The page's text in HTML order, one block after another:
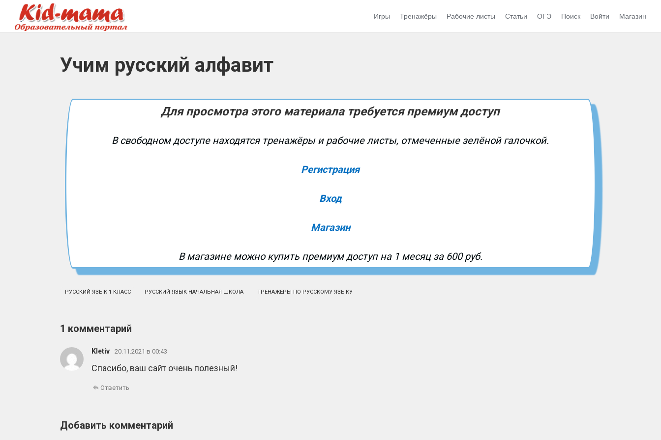
Игры Тренажёры Рабочие листы Статьи ОГЭ Поиск Войти Магазин
Учим русский алфавит
Для просмотра этого материала требуется премиум доступ
В свободном доступе находятся тренажёры и рабочие листы, отмеченные зелёной галочкой.
Регистрация
Вход
Магазин
В магазине можно купить премиум доступ на 1 месяц за 600 руб.
РУССКИЙ ЯЗЫК 1 КЛАСС РУССКИЙ ЯЗЫК НАЧАЛЬНАЯ ШКОЛА ТРЕНАЖЁРЫ ПО РУССКОМУ ЯЗЫКУ
1 комментарий
Kletiv 20.11.2021 в 00:43
Спасибо, ваш сайт очень полезный!
Ответить
Добавить комментарий